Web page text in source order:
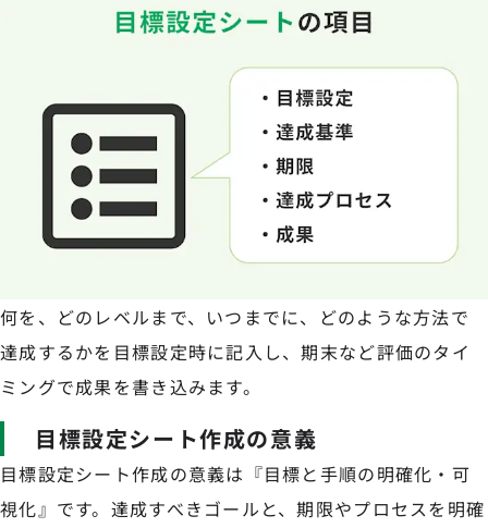
何を、どのレベルまで、いつまでに、どのような方法で
達成するかを目標設定時に記入し、期末など評価のタイ
ミングで成果を書き込みます。
目標設定シート作成の意義
目標設定シート作成の意義は『目標と手順の明確化・可
視化』です。達成すべきゴールと、期限やプロセスを明確